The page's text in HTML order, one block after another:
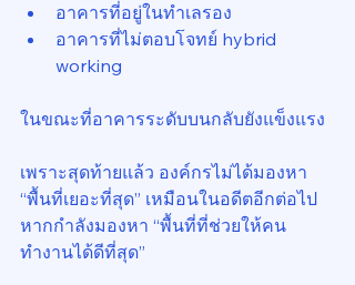
อาคารที่อยู่ในทำเลรอง
อาคารที่ไม่ตอบโจทย์ hybrid
working
ในขณะที่อาคารระดับบนกลับยังแข็งแรง
เพราะสุดท้ายแล้ว องค์กรไม่ได้มองหา
“พื้นที่เยอะที่สุด” เหมือนในอดีตอีกต่อไป
หากกำลังมองหา “พื้นที่ที่ช่วยให้คน
ทำงานได้ดีที่สุด”